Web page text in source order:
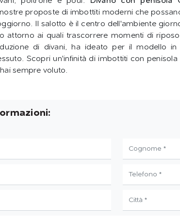
proposte di imbottiti moderni che
Il salotto è il centro dell'ambiente
attorno ai quali trascorrere momenti di
di divani, ha ideato per il modello
Scopri un'infinità di imbottiti con
sempre voluto.